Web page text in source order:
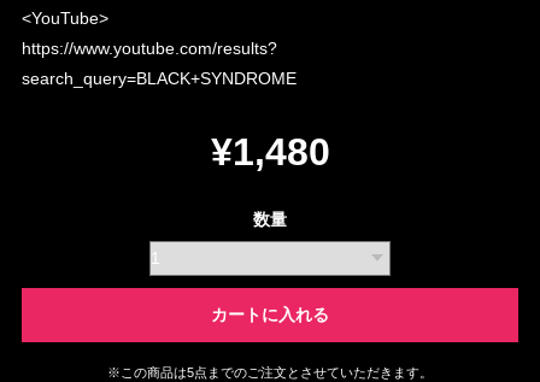
<YouTube>
https://www.youtube.com/results?
search_query=BLACK+SYNDROME
¥1,480
数量
カートに入れる
※この商品は5点までのご注文とさせていただきます。